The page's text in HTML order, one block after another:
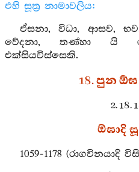
එහි සූත්‍ර නාමාවලිය:
ඒසනා, විධා, ආසව,
වේදනා, තණ්හා යි
එක්සියවිස්සෙකි.
18. පුන ඕඝ
2. 18.
ඕඝාදි
1059-1178 (රාගවිනයාදි